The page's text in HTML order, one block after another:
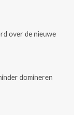
over de nieuwe
domineren